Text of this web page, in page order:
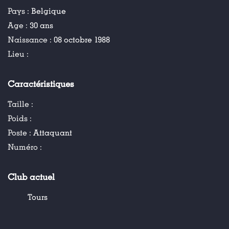
Pays : Belgique
Age : 30 ans
Naissance : 08 octobre 1988
Lieu :
Caractéristiques
Taille :
Poids :
Poste : Attaquant
Numéro :
Club actuel
Tours